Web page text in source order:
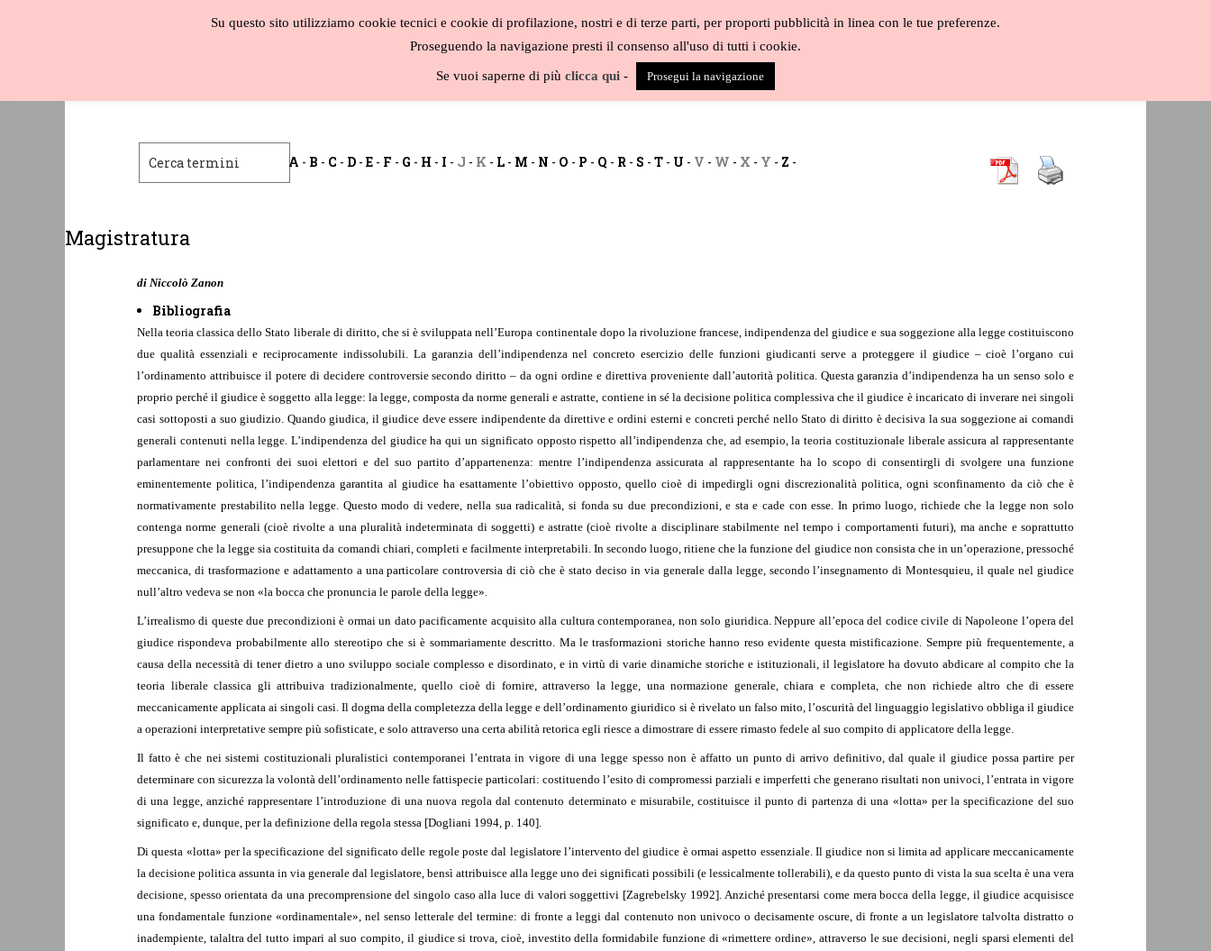
BLOG CATALOGO
A - B - C - D -E - F - G - H - I - J - K - L - M - N - O - P - Q - R - S -T - U - V - W - X - Y - Z -
Magistratura
di Niccolò Zanon
Bibliografia
Nella teoria classica dello Stato liberale di diritto, che si è sviluppata nell’Europa continentale dopo la rivoluzione francese, indipendenza del giudice e sua soggezione alla legge costituiscono
due qualità essenziali e reciprocamente indissolubili. La garanzia dell’indipendenza nel concreto esercizio delle funzioni giudicanti serve a proteggere il giudice – cioè l’organo cui
l’ordinamento attribuisce il potere di decidere controversie secondo diritto – da ogni ordine e direttiva proveniente dall’autorità politica. Questa garanzia d’indipendenza ha un senso solo e
proprio perché il giudice è soggetto alla legge: la legge, composta da norme generali e astratte, contiene in sé la decisione politica complessiva che il giudice è incaricato di inverare nei singoli
casi sottoposti a suo giudizio. Quando giudica, il giudice deve essere indipendente da direttive e ordini esterni e concreti perché nello Stato di diritto è decisiva la sua soggezione ai comandi
generali contenuti nella legge. L’indipendenza del giudice ha qui un significato opposto rispetto all’indipendenza che, ad esempio, la teoria costituzionale liberale assicura al rappresentante
parlamentare nei confronti dei suoi elettori e del suo partito d’appartenenza: mentre l’indipendenza assicurata al rappresentante ha lo scopo di consentirgli di svolgere una funzione
eminentemente politica, l’indipendenza garantita al giudice ha esattamente l’obiettivo opposto, quello cioè di impedirgli ogni discrezionalità politica, ogni sconfinamento da ciò che è
normativamente prestabilito nella legge. Questo modo di vedere, nella sua radicalità, si fonda su due precondizioni, e sta e cade con esse. In primo luogo, richiede che la legge non solo
contenga norme generali (cioè rivolte a una pluralità indeterminata di soggetti) e astratte (cioè rivolte a disciplinare stabilmente nel tempo i comportamenti futuri), ma anche e soprattutto
presuppone che la legge sia costituita da comandi chiari, completi e facilmente interpretabili. In secondo luogo, ritiene che la funzione del giudice non consista che in un’operazione, pressoché
meccanica, di trasformazione e adattamento a una particolare controversia di ciò che è stato deciso in via generale dalla legge, secondo l’insegnamento di Montesquieu, il quale nel giudice
null’altro vedeva se non «la bocca che pronuncia le parole della legge».
L’irrealismo di queste due precondizioni è ormai un dato pacificamente acquisito alla cultura contemporanea, non solo giuridica. Neppure all’epoca del codice civile di Napoleone l’opera del
giudice rispondeva probabilmente allo stereotipo che si è sommariamente descritto. Ma le trasformazioni storiche hanno reso evidente questa mistificazione. Sempre più frequentemente, a
causa della necessità di tener dietro a uno sviluppo sociale complesso e disordinato, e in virtù di varie dinamiche storiche e istituzionali, il legislatore ha dovuto abdicare al compito che la
teoria liberale classica gli attribuiva tradizionalmente, quello cioè di fornire, attraverso la legge, una normazione generale, chiara e completa, che non richiede altro che di essere
meccanicamente applicata ai singoli casi. Il dogma della completezza della legge e dell’ordinamento giuridico si è rivelato un falso mito, l’oscurità del linguaggio legislativo obbliga il giudice
a operazioni interpretative sempre più sofisticate, e solo attraverso una certa abilità retorica egli riesce a dimostrare di essere rimasto fedele al suo compito di applicatore della legge.
Il fatto è che nei sistemi costituzionali pluralistici contemporanei l’entrata in vigore di una legge spesso non è affatto un punto di arrivo definitivo, dal quale il giudice possa partire per
determinare con sicurezza la volontà dell’ordinamento nelle fattispecie particolari: costituendo l’esito di compromessi parziali e imperfetti che generano risultati non univoci, l’entrata in vigore
di una legge, anziché rappresentare l’introduzione di una nuova regola dal contenuto determinato e misurabile, costituisce il punto di partenza di una «lotta» per la specificazione del suo
significato e, dunque, per la definizione della regola stessa [Dogliani 1994, p. 140].
Di questa «lotta» per la specificazione del significato delle regole poste dal legislatore l’intervento del giudice è ormai aspetto essenziale. Il giudice non si limita ad applicare meccanicamente
la decisione politica assunta in via generale dal legislatore, bensì attribuisce alla legge uno dei significati possibili (e lessicalmente tollerabili), e da questo punto di vista la sua scelta è una vera
decisione, spesso orientata da una precomprensione del singolo caso alla luce di valori soggettivi [Zagrebelsky 1992]. Anziché presentarsi come mera bocca della legge, il giudice acquisisce
una fondamentale funzione «ordinamentale», nel senso letterale del termine: di fronte a leggi dal contenuto non univoco o decisamente oscure, di fronte a un legislatore talvolta distratto o
inadempiente, talaltra del tutto impari al suo compito, il giudice si trova, cioè, investito della formidabile funzione di «rimettere ordine», attraverso le sue decisioni, negli sparsi elementi del
Su questo sito utilizziamo cookie tecnici e cookie di profilazione, nostri e di terze parti, per proporti pubblicità in linea con le tue preferenze.
Proseguendo la navigazione presti il consenso all'uso di tutti i cookie.
Se vuoi saperne di più clicca qui - Prosegui la navigazione